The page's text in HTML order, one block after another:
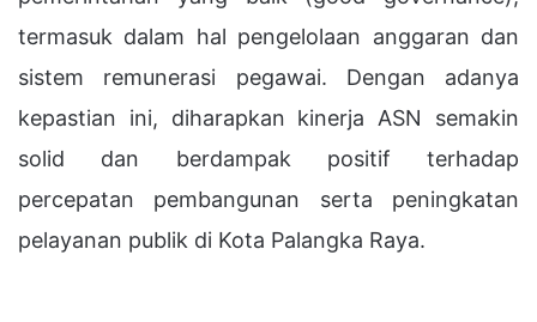
termasuk dalam hal pengelolaan anggaran dan
sistem remunerasi pegawai. Dengan adanya
kepastian ini, diharapkan kinerja ASN semakin
solid dan berdampak positif terhadap
percepatan pembangunan serta peningkatan
pelayanan publik di Kota Palangka Raya.